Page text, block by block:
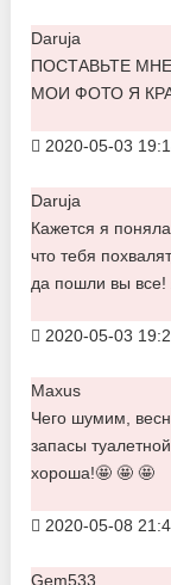
Daruja
ПОСТАВЬТЕ
МОИ ФОТО Я
2020-05-03
Daruja
Кажется я
что тебя
да пошли вы все!
2020-05-03
Maxus
Чего шумим,
запасы
хороша!🤩 🤩 🤩
2020-05-08
Gem533